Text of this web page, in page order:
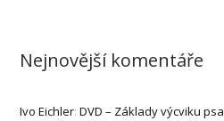
Nejnovější komentáře
Ivo Eichler:DVD – Základy výcviku psa